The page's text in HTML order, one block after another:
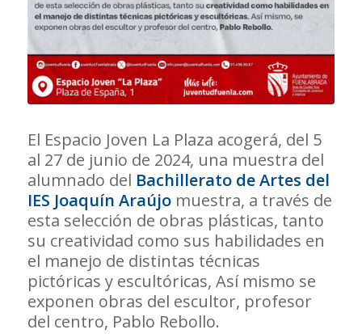
El Espacio Joven La Plaza acogerá, del 5
al 27 de junio de 2024, una muestra del
alumnado del Bachillerato de Artes del
IES Joaquín Araújomuestra, a través de
esta selección de obras plásticas, tanto
su creatividad como sus habilidades en
el manejo de distintas técnicas
pictóricas y escultóricas, Así mismo se
exponen obras del escultor, profesor
del centro, Pablo Rebollo.